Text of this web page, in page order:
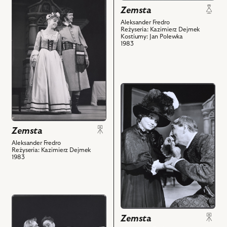
Zemsta
Aleksander Fredro
Reżyseria: Kazimierz Dejmek
Kostiumy: Jan Polewka
1983
obiektu
Zemsta,
Na
zdjęciu:
Frycz
Wacław,
Dorota
Dobrowolska
–
Klara
i
obiektów
Zemsta
Aleksander Fredro
Reżyseria: Kazimierz Dejmek
1983
przejdź
obiektu
Zemsta,
Na
zdjęciu:
Anna
Seniuk
-
Podstolina,
Machowski
-Zemsta
przejdź
obiektu